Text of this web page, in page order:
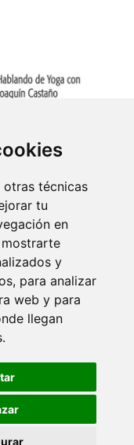
otras técnicas
tu
en
y
para analizar
web y para
llegan
,Videos | Etiquetas:
del profesor
Yoga